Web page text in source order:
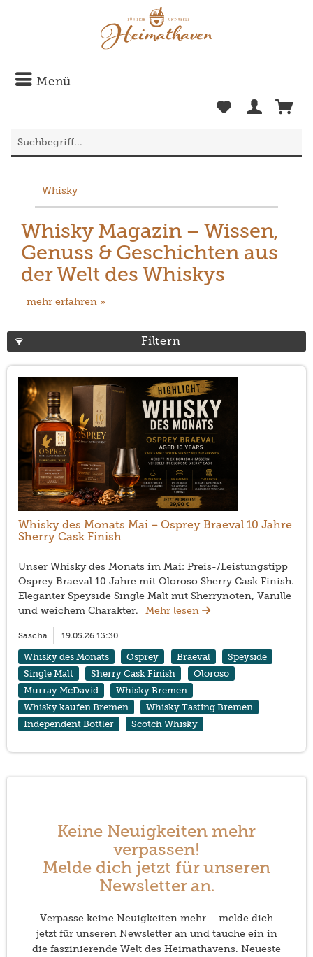
Menü
Whisky
Whisky Magazin – Wissen,
Genuss & Geschichten aus
der Welt des Whiskys
mehr erfahren »
Filtern
Whisky des Monats Mai – Osprey Braeval 10 Jahre
Sherry Cask Finish
Unser Whisky des Monats im Mai: Preis-/Leistungstipp
Osprey Braeval 10 Jahre mit Oloroso Sherry Cask Finish.
Eleganter Speyside Single Malt mit Sherrynoten, Vanille
und weichem Charakter.
Mehr lesen
Sascha 19.05.26 13:30
Whisky des Monats Osprey Braeval
Speyside
Single Malt
Sherry Cask Finish
Oloroso
Murray McDavid
Whisky Bremen
Whisky kaufen Bremen
Whisky Tasting Bremen
Independent Bottler
Scotch Whisky
Keine Neuigkeiten mehr
verpassen!
Melde dich jetzt für unseren
Newsletter an.
Verpasse keine Neuigkeiten mehr – melde dich
jetzt für unseren Newsletter an und tauche ein in
die faszinierende Welt des Heimathavens. Neueste